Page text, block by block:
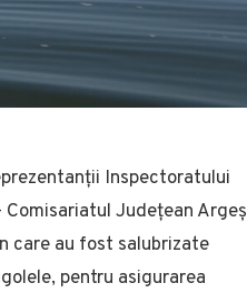
Inspectoratului
Județean Argeș
care au fost salubrizate
pentru asigurarea